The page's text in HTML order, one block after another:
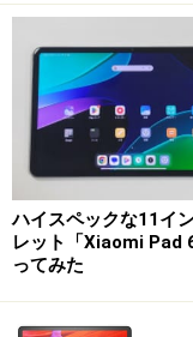
最良の読書体験が得
ハイスペックな11イ
レット「Xiaomi Pad
ってみた